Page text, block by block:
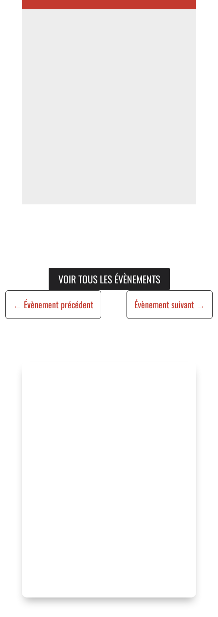
VOIR TOUS LES ÉVÈNEMENTS
← Évènement précédent Évènement suivant →